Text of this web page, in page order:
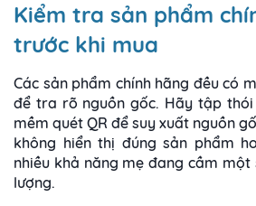
Kiểm tra sản phẩm
trước khi mua
Các sản phẩm chính hãng đều có
để tra rõ nguồn gốc. Hãy tập thói
mềm quét QR để suy xuất nguồn
không hiển thị đúng sản phẩm
nhiều khả năng mẹ đang cầm
lượng.